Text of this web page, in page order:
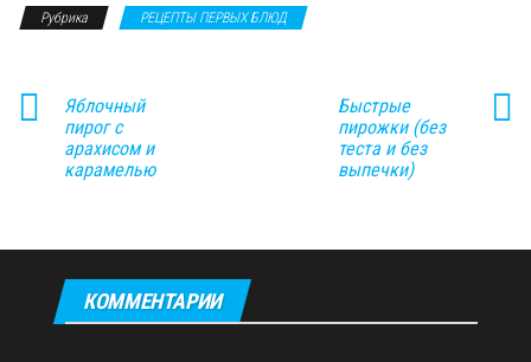
Рубрика РЕЦЕПТЫ ПЕРВЫХ БЛЮД
Яблочный
пирог с
арахисом и
карамелью
Быстрые
пирожки (без
теста и без
выпечки)
КОММЕНТАРИИ